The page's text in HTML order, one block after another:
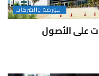
البورصة والشركات
على الأصول